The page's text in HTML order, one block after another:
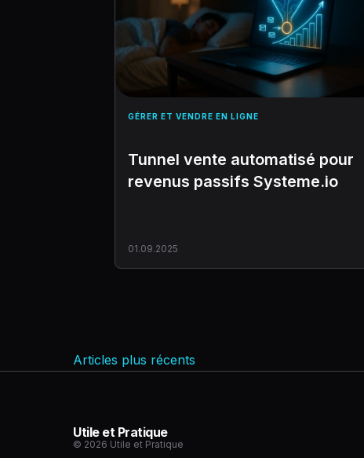
GÉRER ET VENDRE EN LIGNE
Tunnel vente automatisé pour
revenus passifs Systeme.io
01.09.2025
Utile et Pratique